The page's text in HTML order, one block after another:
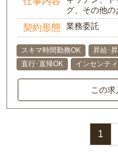
グ、その他の
契約形態 業務委託
スキマ時間勤務OK 昇給･
直行･直帰OK
インセンテ
この
1